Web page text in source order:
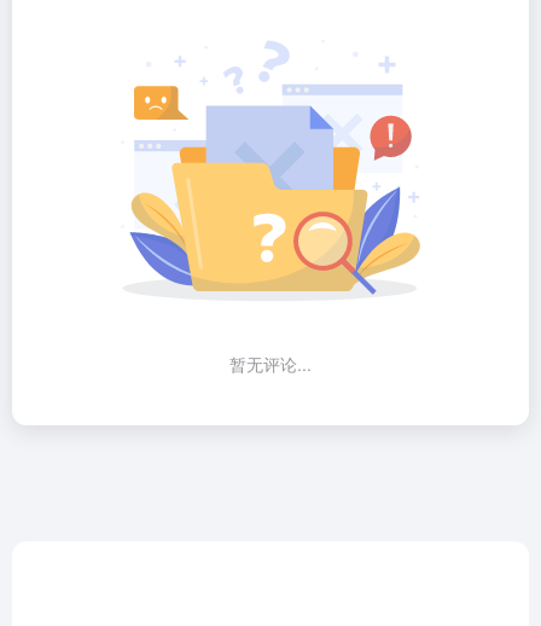
暂无评论...